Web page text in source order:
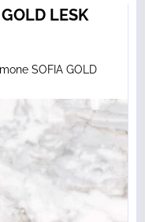
LESK
SOFIA GOLD